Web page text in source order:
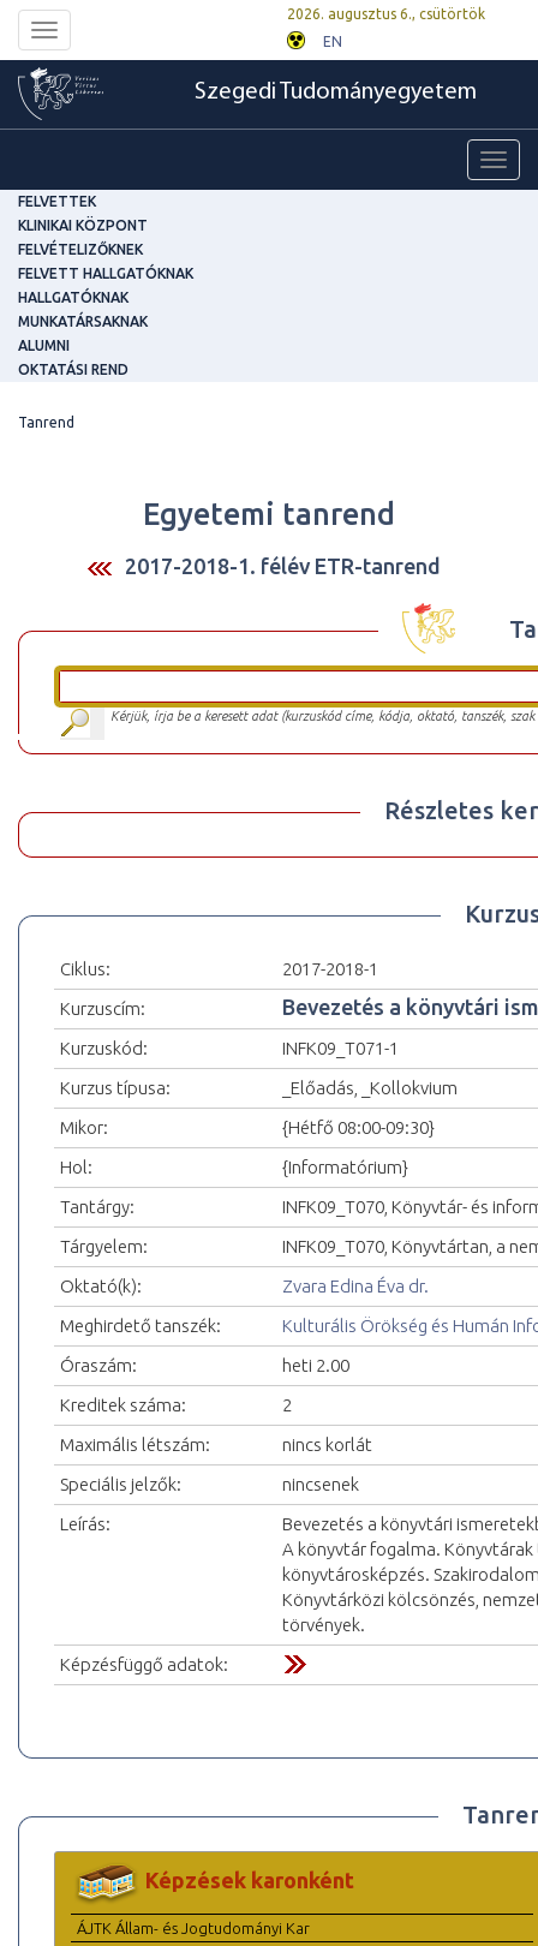
Toggle
navigation
2026. augusztus 6., csütörtök
EN
Szegedi Tudományegyetem
FELVETTEK
KLINIKAI KÖZPONT
FELVÉTELIZŐKNEK
FELVETT HALLGATÓKNAK
HALLGATÓKNAK
MUNKATÁRSAKNAK
ALUMNI
OKTATÁSI REND
Tanrend
Egyetemi tanrend
2017-2018-1. félév ETR-tanrend
Kérjük, írja be a keresett adat (kurzuskód címe, kódja, oktató, tanszék,
Részletes
Ciklus:
2017-2018-1
Kurzuscím:
Bevezetés a könyvtári
Kurzuskód:
INFK09_T071-1
Kurzus típusa:
_Előadás, _Kollokvium
Mikor:
{Hétfő 08:00-09:30}
Hol:
{Informatórium}
Tantárgy:
INFK09_T070, Könyvtár- és
Tárgyelem:
INFK09_T070, Könyvtártan, a
Oktató(k):
Zvara Edina Éva dr.
Meghirdető tanszék:
Kulturális Örökség és Humán
Óraszám:
heti 2.00
Kreditek száma:
2
Maximális létszám:
nincs korlát
Speciális jelzők:
nincsenek
Leírás:
Bevezetés a könyvtári
A könyvtár fogalma.
könyvtárosképzés.
Könyvtárközi kölcsönzés,
törvények.
Képzésfüggő adatok:
Képzések karonként
ÁJTK Állam- és Jogtudományi Kar